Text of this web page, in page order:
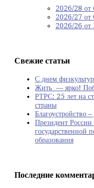
2026/28 от
2026/27 от
2026/26 от
Свежие статьи
С днем
Жить — ярко!
РТРС: 25 лет на
страны
Благоустройство
Президент
государственной
образования
Последние